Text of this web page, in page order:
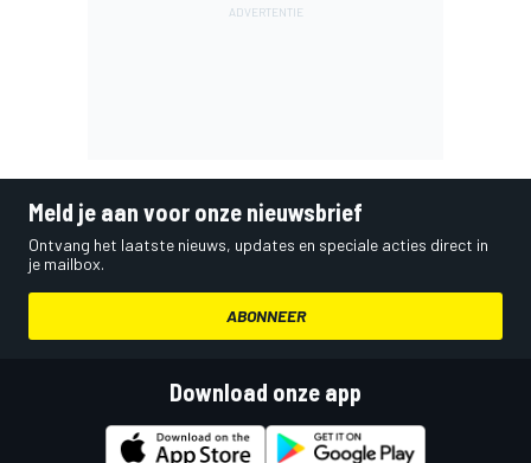
Meld je aan voor onze nieuwsbrief
Ontvang het laatste nieuws, updates en speciale acties direct in
je mailbox.
ABONNEER
Download onze app